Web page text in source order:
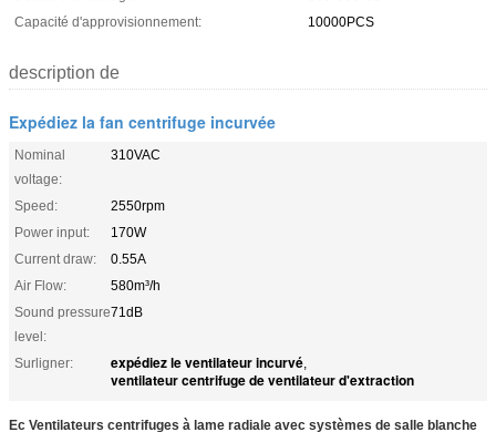
Capacité d'approvisionnement:
10000PCS
description de
Expédiez la fan centrifuge incurvée
Nominal
voltage:
310VAC
Speed:
2550rpm
Power input:
170W
Current draw:
0.55A
Air Flow:
580m³/h
Sound pressure
level:
71dB
Surligner: expédiez le ventilateur incurvé,
ventilateur centrifuge de ventilateur d'extraction
Ec Ventilateurs centrifuges à lame radiale avec systèmes de salle blanche